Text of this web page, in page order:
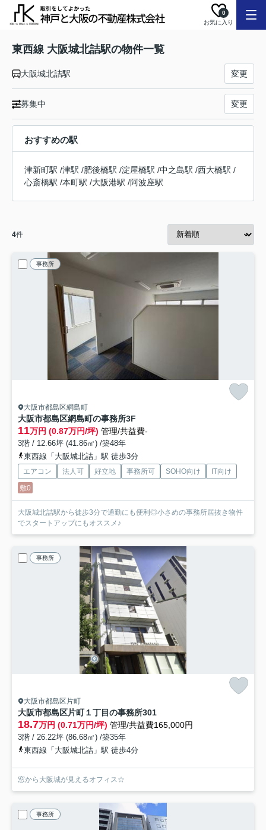
お気に入り
0
東西線 大阪城北詰駅の物件一覧
大阪城北詰駅 変更
募集中 変更
おすすめの駅
津新町駅 /津駅 /肥後橋駅 /淀屋橋駅 /中之島駅 /西大橋駅 /
心斎橋駅 /本町駅 /大阪港駅 /阿波座駅
4件
事務所
大阪市都島区網島町
大阪市都島区網島町の事務所3F
11万円 (0.87万円/坪) 管理/共益費-
3階 / 12.66坪 (41.86㎡) /築48年
東西線「大阪城北詰」駅 徒歩3分
エアコン 法人可 好立地 事務所可 SOHO向け
IT向け
敷0
大阪城北詰駅から徒歩3分で通勤にも便利◎小さめの事務所居抜き物件
でスタートアップにもオススメ♪
事務所
大阪市都島区片町
大阪市都島区片町１丁目の事務所301
18.7万円 (0.71万円/坪) 管理/共益費165,000円
3階 / 26.22坪 (86.68㎡) /築35年
東西線「大阪城北詰」駅 徒歩4分
窓から大阪城が見えるオフィス☆
事務所